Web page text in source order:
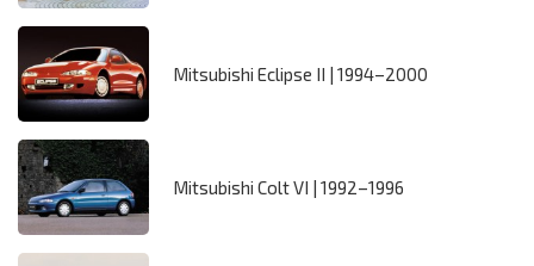
Mitsubishi Eclipse II | 1994–2000
Mitsubishi Colt VI | 1992–1996